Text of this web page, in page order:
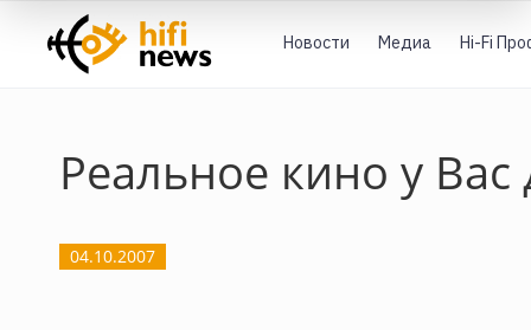
Новости Медиа Hi-Fi
Реальное кино у Вас
04.10.2007